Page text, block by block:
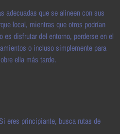
adecuadas que se alineen con sus
local, mientras que otros podrían
disfrutar del entorno, perderse en el
o incluso simplemente para
ella más tarde.
eres principiante, busca rutas de